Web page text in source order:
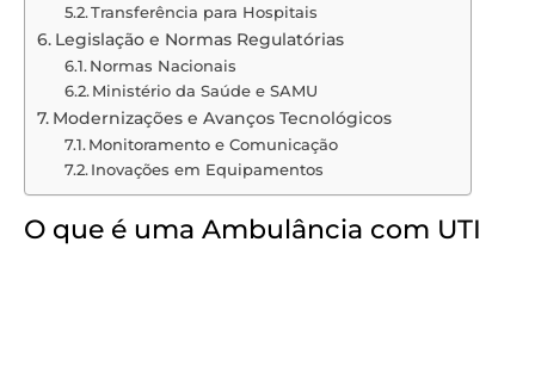
Transferência para Hospitais
Legislação e Normas Regulatórias
Normas Nacionais
Ministério da Saúde e SAMU
Modernizações e Avanços Tecnológicos
Monitoramento e Comunicação
Inovações em Equipamentos
O que é uma Ambulância com UTI